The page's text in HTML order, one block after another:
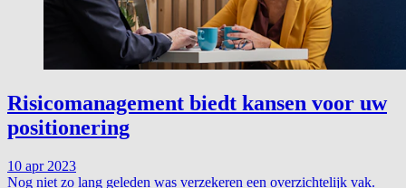
Risicomanagement biedt kansen voor uw
positionering
10 apr 2023
Nog niet zo lang geleden was verzekeren een overzichtelijk vak.